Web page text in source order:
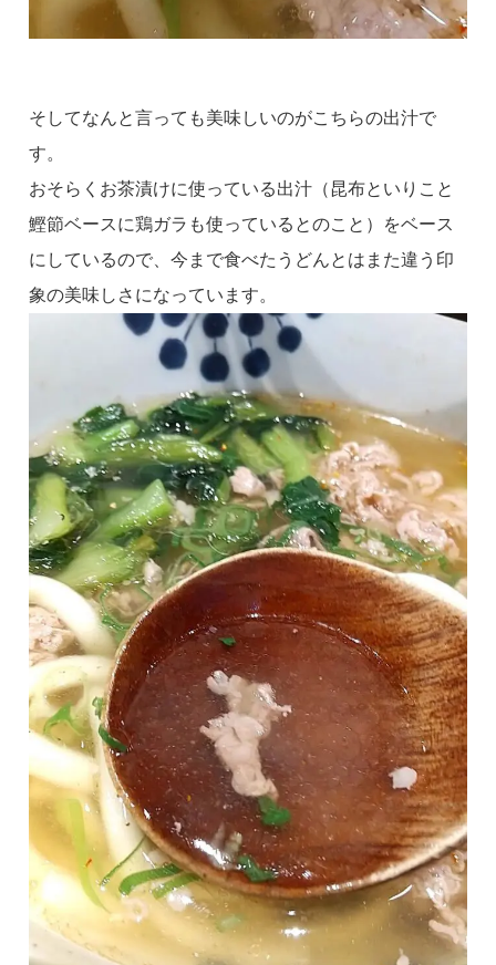
そしてなんと言っても美味しいのがこちらの出汁で
す。
おそらくお茶漬けに使っている出汁（昆布といりこと
鰹節ベースに鶏ガラも使っているとのこと）をベース
にしているので、今まで食べたうどんとはまた違う印
象の美味しさになっています。